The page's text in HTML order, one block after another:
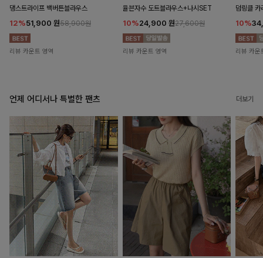
댕스트라이프 백버튼블라우스
12%51,900 원58,900원
리뷰 카운트 영역
율븐자수 도트블라우스+나시SET
10%24,900 원27,600원
리뷰 카운트 영역
덤링클 카
10%
리뷰 카운
언제 어디서나 특별한 팬츠 더보기